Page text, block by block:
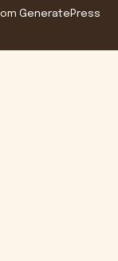
GeneratePress